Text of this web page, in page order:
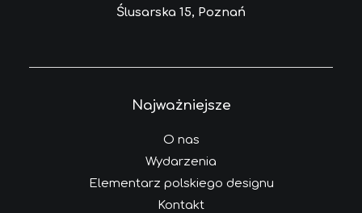
Ślusarska 15, Poznań
Najważniejsze
O nas
Wydarzenia
Elementarz polskiego designu
Kontakt